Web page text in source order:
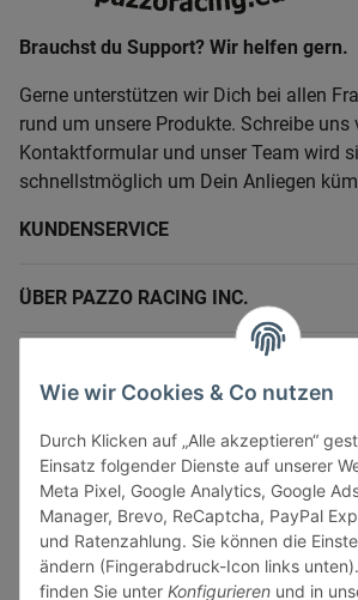
Wie wir Cookies & Co nutzen
Durch Klicken auf „Alle akzeptieren“
Einsatz folgender Dienste auf unserer
Meta Pixel, Google Analytics, Google
Manager, Brevo, ReCaptcha, PayPal
und Ratenzahlung. Sie können die
ändern (Fingerabdruck-Icon links
finden Sie unter Konfigurieren und in
Brauchst du Support? Wir helfen gern.
Gerne unterstützen wir Dich bei allen
rund um unsere Produkte. Schreibe uns
Kontaktformular und unser Team wird
schnellstmöglich um Dein Anliegen
KUNDENSERVICE
ÜBER PAZZO RACING INC.
GESETZLICHE INFORMATIONEN
Vertrag widerrufen